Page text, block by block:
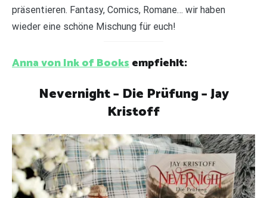
präsentieren. Fantasy, Comics, Romane… wir haben
wieder eine schöne Mischung für euch!
Anna von Ink of Booksempfiehlt:
Nevernight – Die Prüfung – Jay
Kristoff